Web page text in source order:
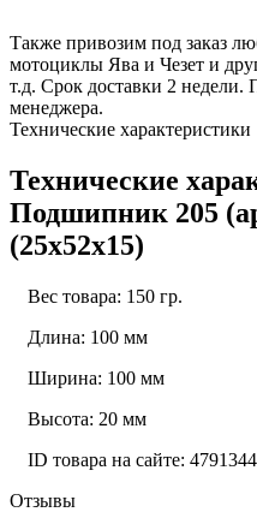
Также привозим под заказ
мотоциклы Ява и Чезет и
т.д. Срок доставки 2 недели.
менеджера.
Технические характеристики
Технические
Подшипник 205
(25x52x15)
Вес товара: 150 гр.
Длина: 100 мм
Ширина: 100 мм
Высота: 20 мм
ID товара на сайте:
Отзывы